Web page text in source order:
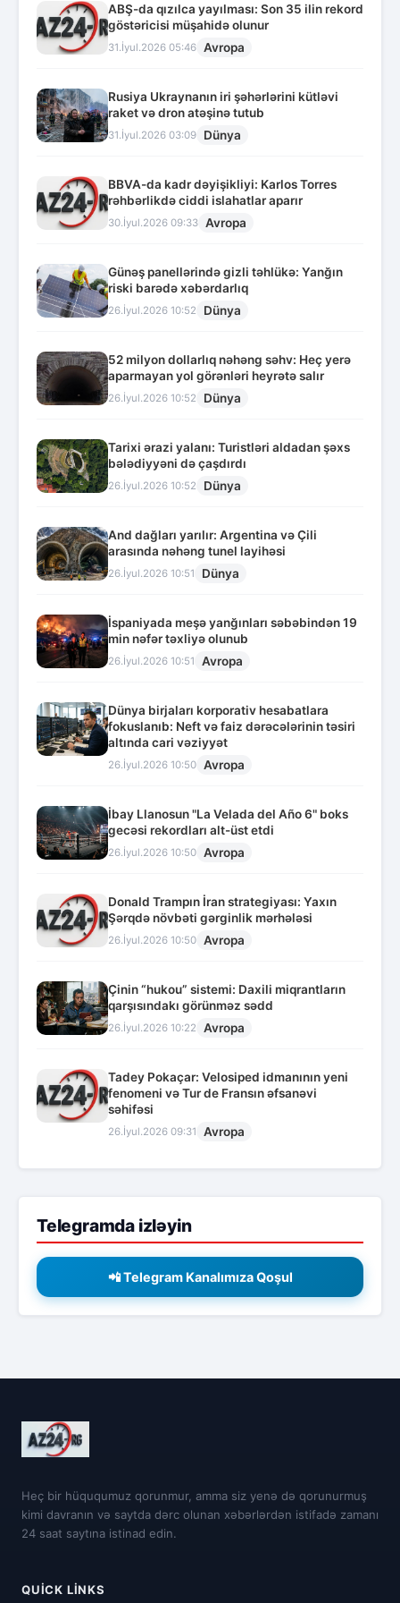
ABŞ-da qızılca yayılması: Son 35 ilin rekord
göstəricisi müşahidə olunur
31.İyul.2026 05:46 Avropa
Rusiya Ukraynanın iri şəhərlərini kütləvi
raket və dron atəşinə tutub
31.İyul.2026 03:09 Dünya
BBVA-da kadr dəyişikliyi: Karlos Torres
rəhbərlikdə ciddi islahatlar aparır
30.İyul.2026 09:33 Avropa
Günəş panellərində gizli təhlükə: Yanğın
riski barədə xəbərdarlıq
26.İyul.2026 10:52 Dünya
52 milyon dollarlıq nəhəng səhv: Heç yerə
aparmayan yol görənləri heyrətə salır
26.İyul.2026 10:52 Dünya
Tarixi ərazi yalanı: Turistləri aldadan şəxs
bələdiyyəni də çaşdırdı
26.İyul.2026 10:52 Dünya
And dağları yarılır: Argentina və Çili
arasında nəhəng tunel layihəsi
26.İyul.2026 10:51 Dünya
İspaniyada meşə yanğınları səbəbindən 19
min nəfər təxliyə olunub
26.İyul.2026 10:51 Avropa
Dünya birjaları korporativ hesabatlara
fokuslanıb: Neft və faiz dərəcələrinin təsiri
altında cari vəziyyət
26.İyul.2026 10:50 Avropa
İbay Llanosun "La Velada del Año 6" boks
gecəsi rekordları alt-üst etdi
26.İyul.2026 10:50 Avropa
Donald Trampın İran strategiyası: Yaxın
Şərqdə növbəti gərginlik mərhələsi
26.İyul.2026 10:50 Avropa
Çinin “hukou” sistemi: Daxili miqrantların
qarşısındakı görünməz sədd
26.İyul.2026 10:22 Avropa
Tadey Pokaçar: Velosiped idmanının yeni
fenomeni və Tur de Fransın əfsanəvi
səhifəsi
26.İyul.2026 09:31 Avropa
Telegramda izləyin
📲 Telegram Kanalımıza Qoşul
Heç bir hüququmuz qorunmur, amma siz yenə də qorunurmuş
kimi davranın və saytda dərc olunan xəbərlərdən istifadə zamanı
24 saat saytına istinad edin.
QUICK LINKS